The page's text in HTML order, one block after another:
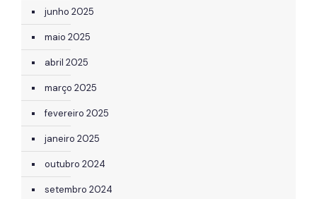
junho 2025
maio 2025
abril 2025
março 2025
fevereiro 2025
janeiro 2025
outubro 2024
setembro 2024